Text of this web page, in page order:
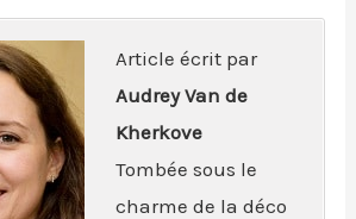
Article écrit par
Audrey Van de
Kherkove
Tombée sous le
charme de la déco